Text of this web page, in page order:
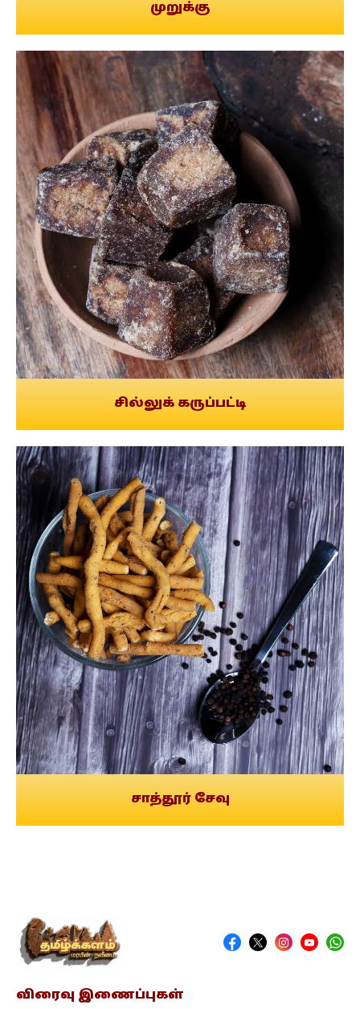
முறுக்கு
சில்லுக் கருப்பட்டி
சாத்தூர் சேவு
விரைவு இணைப்புகள்